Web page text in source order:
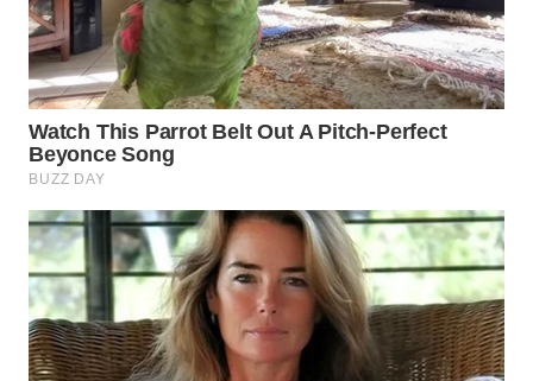
WN
INDRAMAYU
WN
KUNINGAN
WN
MAJALENGKA
WN
SUBANG